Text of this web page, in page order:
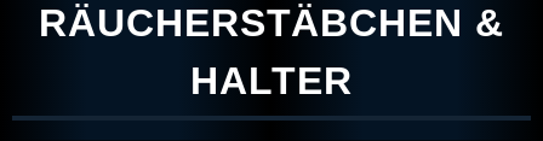
REGISTRIEREN
RÄUCHERSTÄBCHEN &
HALTER